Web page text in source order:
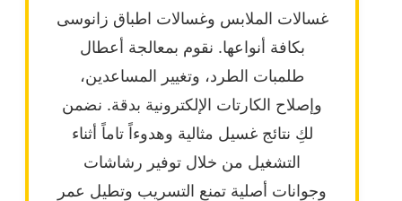
غسالات الملابس وغسالات اطباق زانوسى
بكافة أنواعها. نقوم بمعالجة أعطال
طلمبات الطرد، وتغيير المساعدين،
وإصلاح الكارتات الإلكترونية بدقة. نضمن
لكِ نتائج غسيل مثالية وهدوءاً تاماً أثناء
التشغيل من خلال توفير رشاشات
وجوانات أصلية تمنع التسريب وتطيل عمر